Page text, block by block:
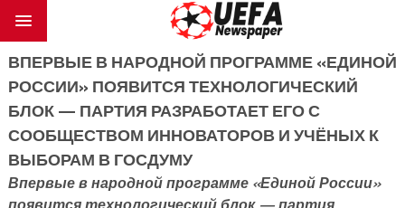
ВПЕРВЫЕ В НАРОДНОЙ ПРОГРАММЕ «ЕДИНОЙ
РОССИИ» ПОЯВИТСЯ ТЕХНОЛОГИЧЕСКИЙ
БЛОК — ПАРТИЯ РАЗРАБОТАЕТ ЕГО С
СООБЩЕСТВОМ ИННОВАТОРОВ И УЧЁНЫХ К
ВЫБОРАМ В ГОСДУМУ
Впервые в народной программе «Единой России»